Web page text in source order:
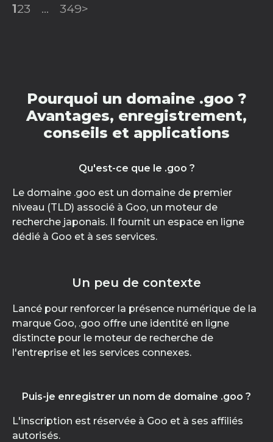
123 ... 349>
Pourquoi un domaine .goo ?
Avantages, enregistrement,
conseils et applications
Qu'est-ce que le .goo ?
Le domaine .goo est un domaine de premier
niveau (TLD) associé à Goo, un moteur de
recherche japonais. Il fournit un espace en ligne
dédié à Goo et à ses services.
Un peu de contexte
Lancé pour renforcer la présence numérique de la
marque Goo, .goo offre une identité en ligne
distincte pour le moteur de recherche de
l'entreprise et les services connexes.
Puis-je enregistrer un nom de domaine .goo ?
L'inscription est réservée à Goo et à ses affiliés
autorisés.